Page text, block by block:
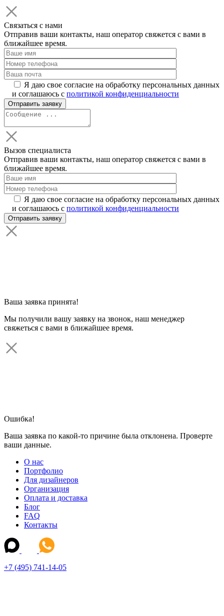
Связаться с нами
Отправив ваши контакты, наш оператор свяжется с вами в
ближайшее время.
Я даю свое согласие на обработку персональных данных
и соглашаюсь с политикой конфиденциальности
Вызов специалиста
Отправив ваши контакты, наш оператор свяжется с вами в
ближайшее время.
Я даю свое согласие на обработку персональных данных
и соглашаюсь с политикой конфиденциальности
Ваша заявка принята!
Мы получили вашу заявку на звонок, наш менеджер
свяжеться с вами в ближайшее время.
Ошибка!
Ваша заявка по какой-то причине была отклонена. Проверте
ваши данные.
О нас
Портфолио
Для дизайнеров
Организация
Оплата и доставка
Блог
FAQ
Контакты
+7 (495) 741-14-05